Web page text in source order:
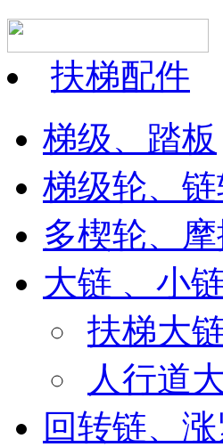
扶梯配件
梯级、踏板
梯级轮、
多楔轮、
大链 、小
扶梯大
人行道
回转链、